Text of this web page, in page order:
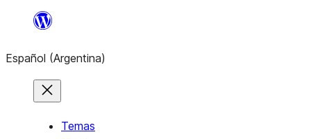
Saltar
contenido
Español (Argentina)
Temas